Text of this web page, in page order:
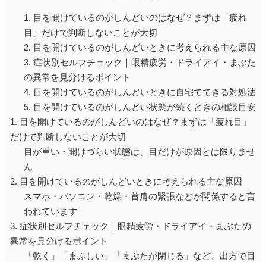
1. 目を開けているのがしんどいのはなぜ？まずは「疲れ
目」だけで判断しないことが大切
2. 目を開けているのがしんどいときに考えられる主な原因
3. 症状別セルフチェック｜眼精疲労・ドライアイ・まぶた
の異常を見分けるポイント
4. 目を開けているのがしんどいときに自宅でできる対処法
5. 目を開けているのがしんどい状態が続くときの相談目安
1. 目を開けているのがしんどいのはなぜ？まずは「疲れ目」
だけで判断しないことが大切
目が重い・開けづらい状態は、目だけが原因とは限りませ
ん
2. 目を開けているのがしんどいときに考えられる主な原因
スマホ・パソコン・乾燥・首肩の緊張などが関係すると言
われています
3. 症状別セルフチェック｜眼精疲労・ドライアイ・まぶたの
異常を見分けるポイント
「乾く」「まぶしい」「まぶたが閉じる」など、出方で目